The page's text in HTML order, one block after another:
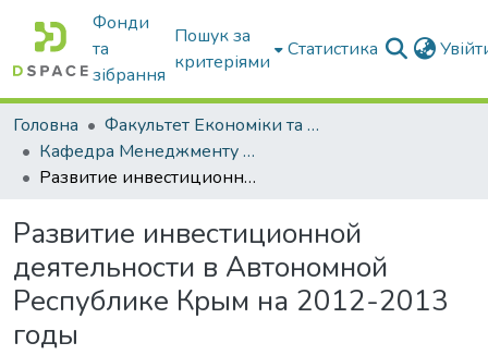
Фонди
та
зібрання
Пошук за
критеріями
Статистика
Головна
Факультет Економіки та бізнесу
Кафедра Менеджменту та публічного адміністрування
Развитие инвестиционной деятельности в Автономной Республике Крым на 2012-2013 годы
Развитие инвестиционной
деятельности в Автономной
Республике Крым на 2012-2013
годы